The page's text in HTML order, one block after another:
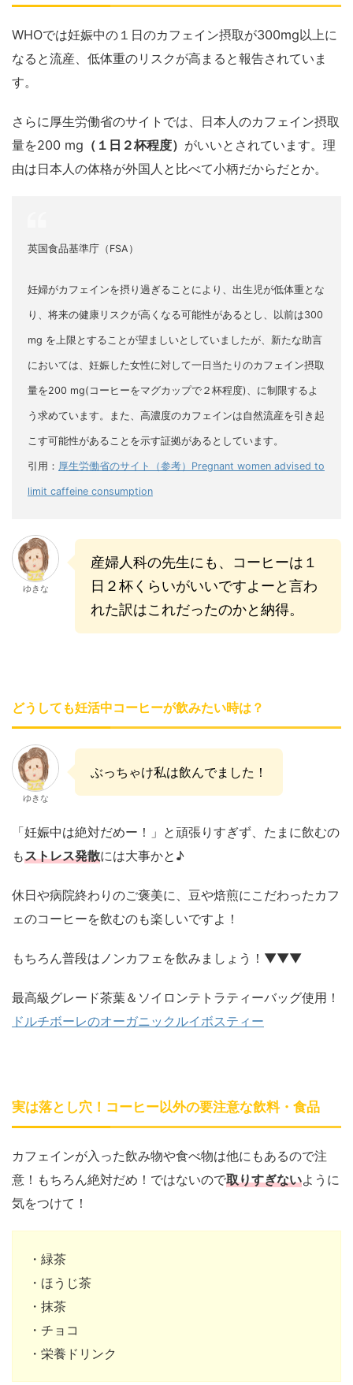
WHOでは妊娠中の１日のカフェイン摂取が300mg以上に
なると流産、低体重のリスクが高まると報告されていま
す。
さらに厚生労働省のサイトでは、日本人のカフェイン摂取
量を200 mg （１日２杯程度） がいいとされています。理
由は日本人の体格が外国人と比べて小柄だからだとか。
英国食品基準庁（FSA）
妊婦がカフェインを摂り過ぎることにより、出生児が低体重とな
り、将来の健康リスクが高くなる可能性があるとし、以前は300
mg を上限とすることが望ましいとしていましたが、新たな助言
においては、妊娠した女性に対して一日当たりのカフェイン摂取
量を200 mg(コーヒーをマグカップで２杯程度)、に制限するよ
う求めています。また、高濃度のカフェインは自然流産を引き起
こす可能性があることを示す証拠があるとしています。
引用： 厚生労働省のサイト（参考）Pregnant women advised to
limit caffeine consumption
ゆきな
産婦人科の先生にも、コーヒーは１
日２杯くらいがいいですよーと言わ
れた訳はこれだったのかと納得。
どうしても妊活中コーヒーが飲みたい時は？
ゆきな
ぶっちゃけ私は飲んでました！
「妊娠中は絶対だめー！」と頑張りすぎず、たまに飲むの
もストレス発散には大事かと♪
休日や病院終わりのご褒美に、豆や焙煎にこだわったカフ
ェのコーヒーを飲むのも楽しいですよ！
もちろん普段はノンカフェを飲みましょう！▼▼▼
最高級グレード茶葉＆ソイロンテトラティーバッグ使用！
ドルチボーレのオーガニックルイボスティー
実は落とし穴！コーヒー以外の要注意な飲料・食品
カフェインが入った飲み物や食べ物は他にもあるので注
意！ もちろん絶対だめ！ではないので取りすぎないように
気をつけて！
・緑茶
・ほうじ茶
・抹茶
・チョコ
・栄養ドリンク